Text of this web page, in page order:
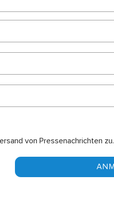
von Pressenachrichten zu.